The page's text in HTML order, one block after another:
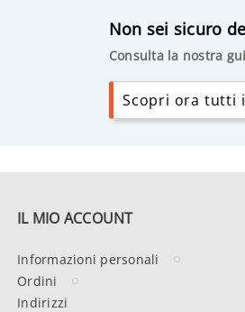
Non sei sicuro
Consulta la nostra
Scopri ora tutti
IL MIO ACCOUNT
Informazioni personali
Ordini
Indirizzi